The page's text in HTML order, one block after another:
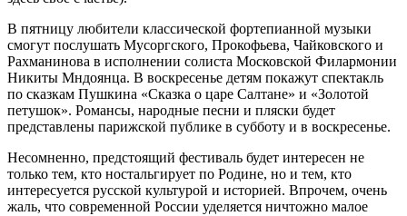
В пятницу любители классической фортепианной музыки
смогут послушать Мусоргского, Прокофьева, Чайковского и
Рахманинова в исполнении солиста Московской Филармонии
Никиты Мндоянца. В воскресенье детям покажут спектакль
по сказкам Пушкина «Сказка о царе Салтане» и «Золотой
петушок». Романсы, народные песни и пляски будет
представлены парижской публике в субботу и в воскресенье.
Несомненно, предстоящий фестиваль будет интересен не
только тем, кто ностальгирует по Родине, но и тем, кто
интересуется русской культурой и историей. Впрочем, очень
жаль, что современной России уделяется ничтожно малое